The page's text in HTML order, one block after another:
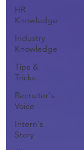
HR
Knowledge
Industry
Knowledge
Tips &
Tricks
Recruiter's
Voice
Intern's
Story